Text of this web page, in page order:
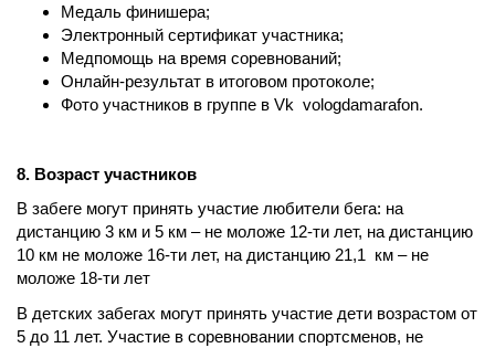
Медаль финишера;
Электронный сертификат участника;
Медпомощь на время соревнований;
Онлайн-результат в итоговом протоколе;
Фото участников в группе в Vk vologdamarafon.
8. Возраст участников
В забеге могут принять участие любители бега: на
дистанцию 3 км и 5 км – не моложе 12-ти лет, на дистанцию
10 км не моложе 16-ти лет, на дистанцию 21,1 км – не
моложе 18-ти лет
В детских забегах могут принять участие дети возрастом от
5 до 11 лет. Участие в соревновании спортсменов, не